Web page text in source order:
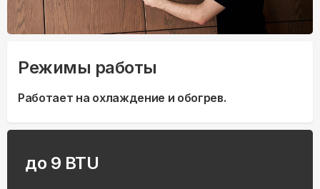
Режимы работы
Работает на охлаждение и обогрев.
до 9 BTU